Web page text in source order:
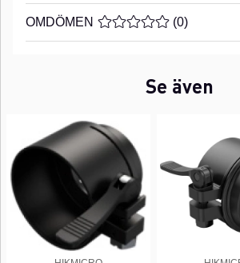
OMDÖMEN MEDELBETYG 0 AV 5
(0)
Se även